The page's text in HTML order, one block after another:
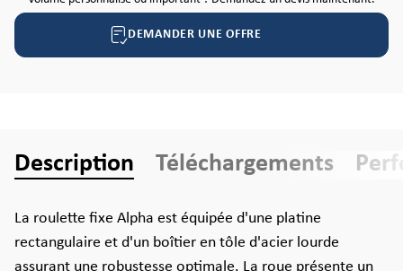
DEMANDER UNE OFFRE
Description Téléchargements
La roulette fixe Alpha est équipée d'une platine
rectangulaire et d'un boîtier en tôle d'acier lourde
assurant une robustesse optimale. La roue présente un